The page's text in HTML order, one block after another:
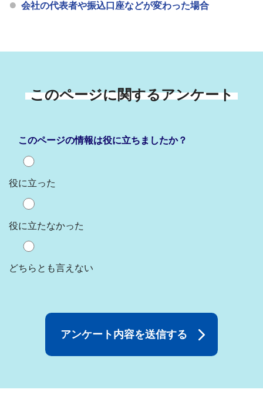
会社の代表者や振込口座などが変わった場合
このページに関するアンケート
このページの情報は役に立ちましたか？
役に立った
役に立たなかった
どちらとも言えない